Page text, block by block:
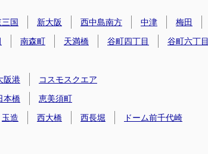
国 新大阪 西中島南方 中津 梅田
南森町 天満橋 谷町四丁目 谷町六丁目
阪港
コスモスクエア
本橋
恵美須町
玉造
西大橋 西長堀 ドーム前千代崎